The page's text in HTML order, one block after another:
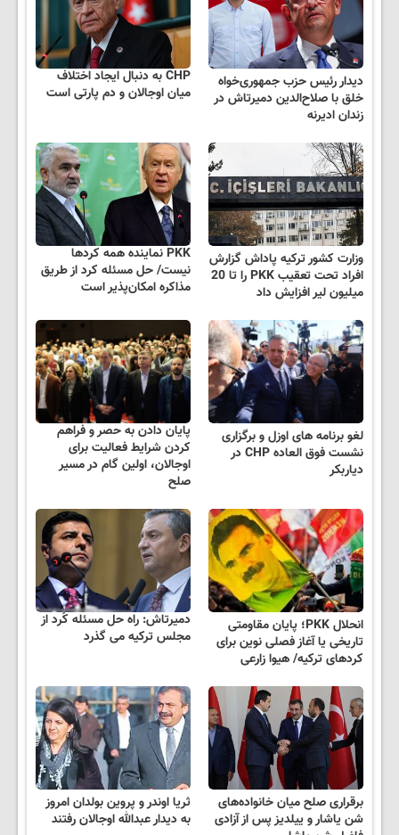
دیدار رئیس حزب جمهوری‌خواه
خلق با صلاح‌الدین دمیرتاش در
زندان ادیرنه
CHP به دنبال ایجاد اختلاف
میان اوجالان و دم پارتی است
وزارت کشور ترکیه پاداش‌ گزارش
افراد تحت تعقیب PKK را تا 20
میلیون لیر افزایش داد
PKK نماینده همه کردها
نیست/ حل مسئله کرد از طریق
مذاکره امکان‌پذیر است
لغو برنامه های اوزل و برگزاری
نشست فوق العاده CHP در
دیاربکر
پایان دادن به حصر و فراهم
کردن شرایط فعالیت برای
اوجالان، اولین گام در مسیر
صلح
انحلال PKK؛ پایان مقاومتی
تاریخی یا آغاز فصلی نوین برای
کردهای ترکیه/ هیوا زارعی
دمیرتاش: راه حل مسئله کُرد از
مجلس ترکیه می گذرد
برقراری صلح میان خانواده‌های
شن یاشار و ییلدیز پس از آزادی
ثریا اوندر و پروین بولدان امروز
به دیدار عبدالله اوجالان رفتند